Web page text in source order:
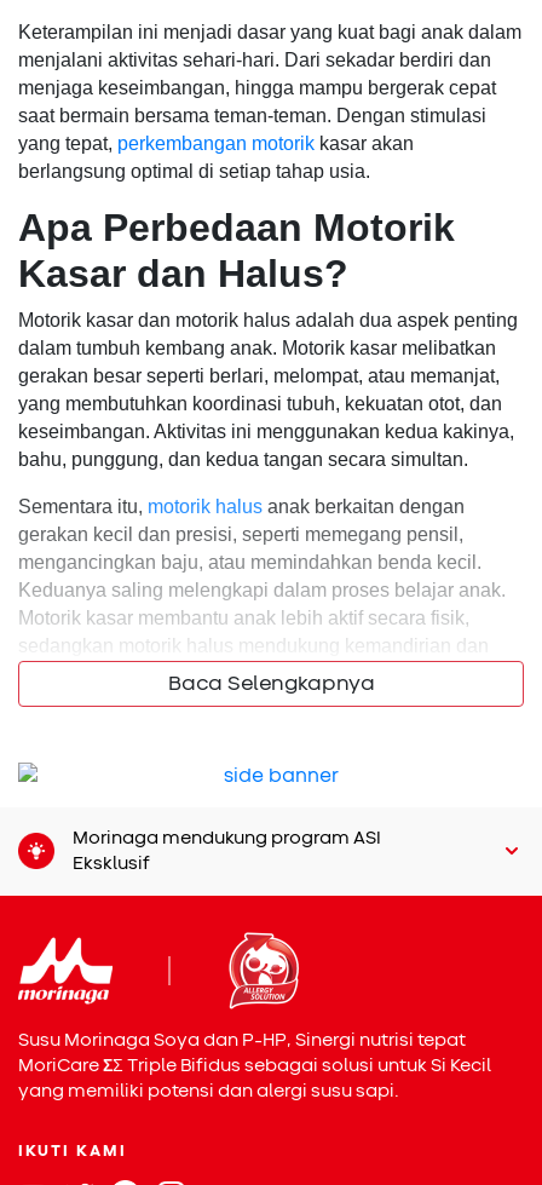
Keterampilan ini menjadi dasar yang kuat bagi anak dalam
menjalani aktivitas sehari-hari. Dari sekadar berdiri dan
menjaga keseimbangan, hingga mampu bergerak cepat
saat bermain bersama teman-teman. Dengan stimulasi
yang tepat, perkembangan motorik kasar akan
berlangsung optimal di setiap tahap usia.
Apa Perbedaan Motorik
Kasar dan Halus?
Motorik kasar dan motorik halus adalah dua aspek penting
dalam tumbuh kembang anak. Motorik kasar melibatkan
gerakan besar seperti berlari, melompat, atau memanjat,
yang membutuhkan koordinasi tubuh, kekuatan otot, dan
keseimbangan. Aktivitas ini menggunakan kedua kakinya,
bahu, punggung, dan kedua tangan secara simultan.
Sementara itu, motorik halus anak berkaitan dengan
gerakan kecil dan presisi, seperti memegang pensil,
mengancingkan baju, atau memindahkan benda kecil.
Keduanya saling melengkapi dalam proses belajar anak.
Motorik kasar membantu anak lebih aktif secara fisik,
sedangkan motorik halus mendukung kemandirian dan
kemampuan akademik di masa sekolah nanti.
Perkembangan Motorik
Kasar
Anak usia 1–3 tahun sedang berada di fase awal
pembentukan keterampilan motorik kasar. Mereka mulai
bantuan, hingga mampu memanjat tangga kecil. Di usia
ini, Si Kecil juga senang menendang bola, mendorong
benda besar, dan menjelajahi rumah.
Untuk merangsang kemampuannya
, Bunda bisa membuat
permainan jalur rintangan dari bantal atau boneka. Ajak
Baca Selengkapnya
Morinaga mendukung program ASI
Eksklusif
Susu Morinaga Soya dan P-HP, Sinergi nutrisi tepat
MoriCareΣΣTriple Bifidus sebagai solusi untuk Si Kecil
yang memiliki potensi dan alergi susu sapi.
IKUTI KAMI